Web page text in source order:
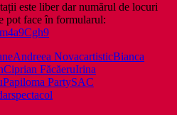
este liber dar numărul de locuri
pot face în formularul:
Andreea NovacartisticBianca
Ciprian FăcăeruIrina
Papiloma PartySAC
spectacol